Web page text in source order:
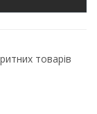
товарів